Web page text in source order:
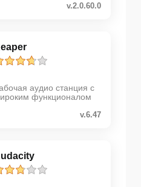
v.2.0.60.0
аудио станция с
функционалом
v.6.47